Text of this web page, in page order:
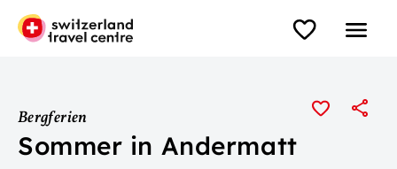
Bergferien
Sommer in Andermatt